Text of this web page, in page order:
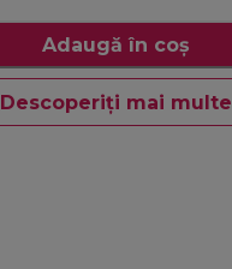
Adaugă în coș
Descoperiți mai multe